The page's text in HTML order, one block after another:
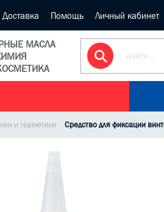
Доставка Помощь Личный кабинет
МАСЛА
и герметики Средство для фиксации